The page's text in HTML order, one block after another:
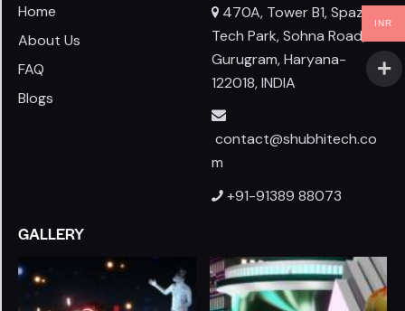
Home
About Us
FAQ
Blogs
470A, Tower B1, Spaze I-
Tech Park, Sohna Road,
Gurugram, Haryana-
122018, INDIA
contact@shubhitech.co
m
+91-91389 88073
GALLERY
INR